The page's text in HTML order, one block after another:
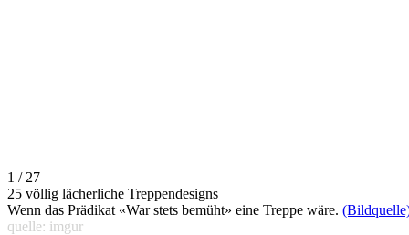
1 / 27
25 völlig lächerliche Treppendesigns
Wenn das Prädikat «War stets bemüht» eine Treppe wäre.
quelle: imgur